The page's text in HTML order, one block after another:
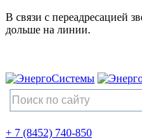
В связи с переадресацией
дольше на линии.
+ 7 (8452) 740-850